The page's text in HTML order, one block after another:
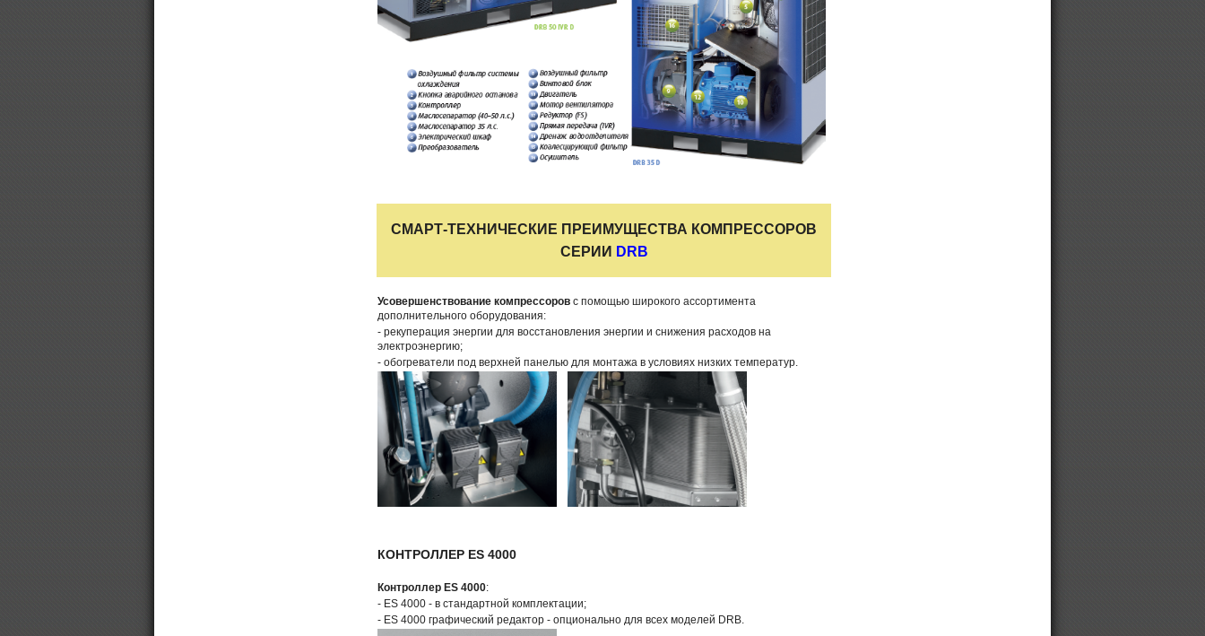
СМАРТ-ТЕХНИЧЕСКИЕ ПРЕИМУЩЕСТВА КОМПРЕССОРОВ
СЕРИИ DRB
Усовершенствование компрессоров с помощью широкого ассортимента
дополнительного оборудования:
- рекуперация энергии для восстановления энергии и снижения расходов на
электроэнергию;
- обогреватели под верхней панелью для монтажа в условиях низких температур.
КОНТРОЛЛЕР ES 4000
Контроллер ES 4000:
- ES 4000 - в стандартной комплектации;
- ES 4000 графический редактор - опционально для всех моделей DRB.